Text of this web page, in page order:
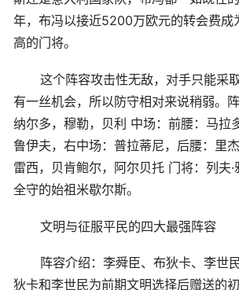
年，布冯以接近5200万欧元的转会费成
高的门将。
这个阵容攻击性无敌，对手只能采
有一丝机会，所以防守相对来说稍弱。
纳尔多，穆勒，贝利 中场：前腰：马拉
鲁伊夫，右中场：普拉蒂尼，后腰：里
雷西，贝肯鲍尔，阿尔贝托 门将：列夫
全守的始祖米歇尔斯。
文明与征服平民的四大最强阵容
阵容介绍：李舜臣、布狄卡、李世
狄卡和李世民为前期文明选择后赠送的